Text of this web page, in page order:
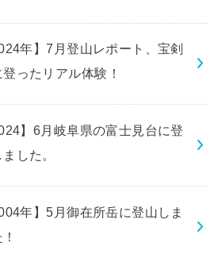
年】7月登山レポート、宝剣
ったリアル体験！
】6月岐阜県の富士見台に登
した。
年】5月御在所岳に登山しま